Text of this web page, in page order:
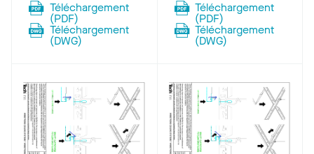
Téléchargement
(PDF)
Téléchargement
(DWG)
Téléchargement
(PDF)
Téléchargement
(DWG)